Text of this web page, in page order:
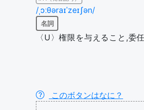
/ˌɔːθəraɪˈzeɪʃən/
名詞
〈U〉権限を与えること,
このボタンはなに？